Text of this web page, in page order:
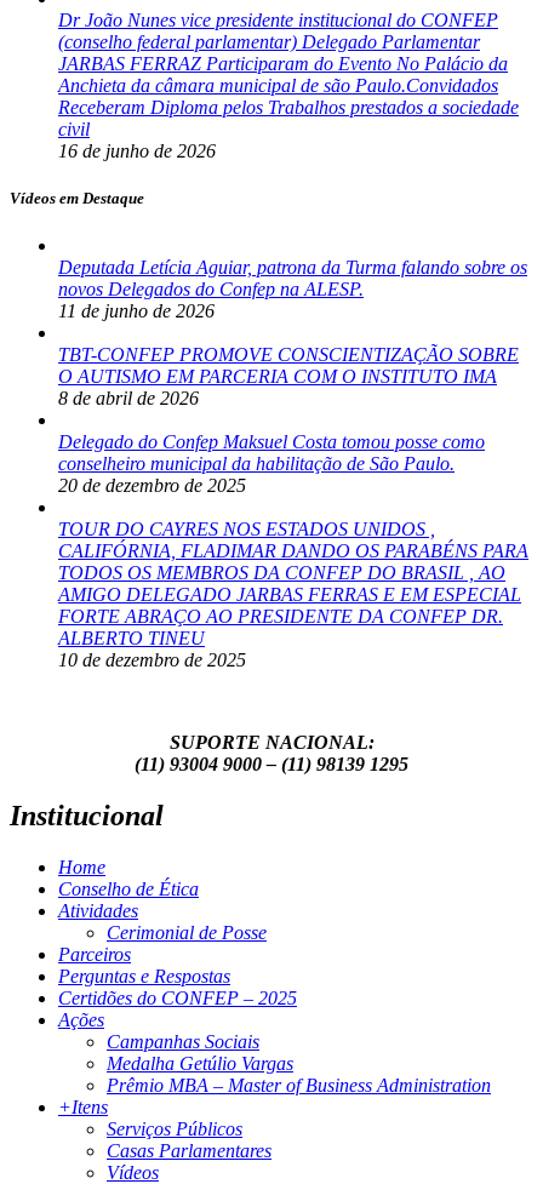
Dr João Nunes vice presidente institucional do CONFEP
(conselho federal parlamentar) Delegado Parlamentar
JARBAS FERRAZ Participaram do Evento No Palácio da
Anchieta da câmara municipal de são Paulo.Convidados
Receberam Diploma pelos Trabalhos prestados a sociedade
civil
16 de junho de 2026
Vídeos em Destaque
Deputada Letícia Aguiar, patrona da Turma falando sobre os
novos Delegados do Confep na ALESP.
11 de junho de 2026
TBT-CONFEP PROMOVE CONSCIENTIZAÇÃO SOBRE
O AUTISMO EM PARCERIA COM O INSTITUTO IMA
8 de abril de 2026
Delegado do Confep Maksuel Costa tomou posse como
conselheiro municipal da habilitação de São Paulo.
20 de dezembro de 2025
TOUR DO CAYRES NOS ESTADOS UNIDOS ,
CALIFÓRNIA, FLADIMAR DANDO OS PARABÉNS PARA
TODOS OS MEMBROS DA CONFEP DO BRASIL , AO
AMIGO DELEGADO JARBAS FERRAS E EM ESPECIAL
FORTE ABRAÇO AO PRESIDENTE DA CONFEP DR.
ALBERTO TINEU
10 de dezembro de 2025
SUPORTE NACIONAL:
(11) 93004 9000 – (11) 98139 1295
Institucional
Home
Conselho de Ética
Atividades
Cerimonial de Posse
Parceiros
Perguntas e Respostas
Certidões do CONFEP – 2025
Ações
Campanhas Sociais
Medalha Getúlio Vargas
Prêmio MBA – Master of Business Administration
+Itens
Serviços Públicos
Casas Parlamentares
Vídeos